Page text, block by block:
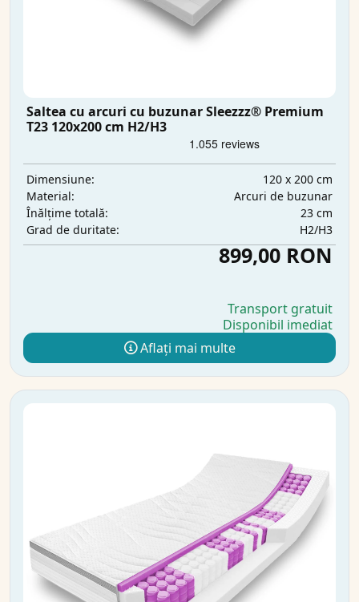
Saltea cu arcuri cu buzunar Sleezzz® Premium
T23 120x200 cm H2/H3
Dimensiune:
120 x 200 cm
Material:
Arcuri de buzunar
Înălțime totală:
23 cm
Grad de duritate:
H2/H3
899,00 RON
Transport gratuit
Disponibil imediat
Aflați mai multe